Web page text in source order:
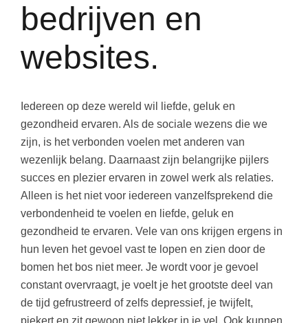
bedrijven en
websites.
Iedereen op deze wereld wil liefde, geluk en
gezondheid ervaren. Als de sociale wezens die we
zijn, is het verbonden voelen met anderen van
wezenlijk belang. Daarnaast zijn belangrijke pijlers
succes en plezier ervaren in zowel werk als relaties.
Alleen is het niet voor iedereen vanzelfsprekend die
verbondenheid te voelen en liefde, geluk en
gezondheid te ervaren. Vele van ons krijgen ergens in
hun leven het gevoel vast te lopen en zien door de
bomen het bos niet meer. Je wordt voor je gevoel
constant overvraagt, je voelt je het grootste deel van
de tijd gefrustreerd of zelfs depressief, je twijfelt,
piekert en zit gewoon niet lekker in je vel. Ook kunnen